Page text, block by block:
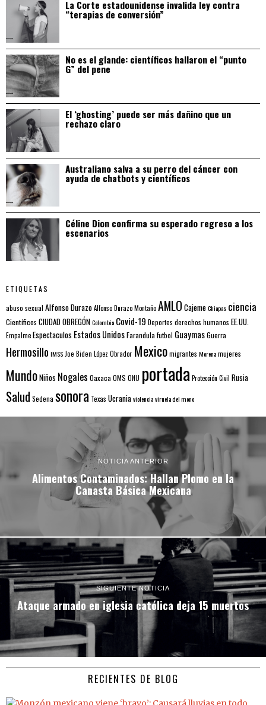
La Corte estadounidense invalida ley contra
“terapias de conversión”
No es el glande: científicos hallaron el “punto
G” del pene
El ‘ghosting’ puede ser más dañino que un
rechazo claro
Australiano salva a su perro del cáncer con
ayuda de chatbots y científicos
Céline Dion confirma su esperado regreso a los
escenarios
ETIQUETAS
abuso sexual Alfonso DurazoAlfonso Durazo MontañoAMLO CajemeChiapas ciencia
Científicos CIUDAD OBREGÓNColombia Covid-19 Deportes derechos humanos EE.UU.
EmpalmeEspectaculos Estados UnidosFarandulafutbol GuaymasGuerra
Hermosillo IMSS Joe Biden López Obrador Mexicomigrantes Morenamujeres
MundoNiños Nogales Oaxaca OMS ONU portada Protección Civil Rusia
Salud Sedena sonora Texas Ucraniaviolenciaviruela del mono
NOTICIA ANTERIOR
Alimentos Contaminados: Hallan Plomo en la
Canasta Básica Mexicana
SIGUIENTE NOTICIA
Ataque armado en iglesia católica deja 15 muertos
RECIENTES DE BLOG